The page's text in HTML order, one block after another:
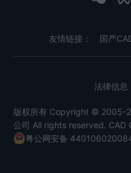
友情链接： 国产
版权所有 Copyright © 2005-
公司 All rights reserved. CAD
粤公网安备
法律信息